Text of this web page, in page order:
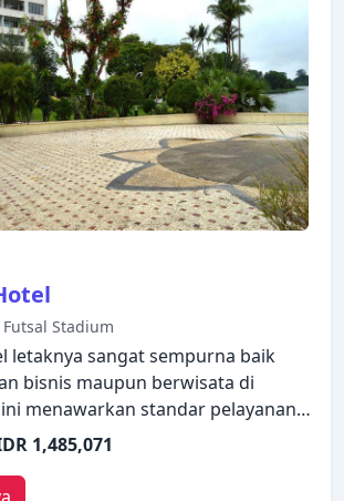
tenang di properti ini meluas
rekreasinya yang meliputi taman.
fasilitas yang istimewa dan dekat
yang Yangon tawarkan, merupakan
Anda untuk menginap di Serene
Stadium
letaknya sangat sempurna baik
bisnis maupun berwisata di
menawarkan standar pelayanan
tinggi untuk memenuhi setiap
wisatawan. Layanan kamar 24
semua kamar, layanan
1,485,071